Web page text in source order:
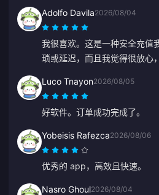
Adolfo Davila2026/08/04
我很喜欢。这是一种安全充值
琐或延迟，而且我觉得很放心
Luco Tnayon2026/08/05
好软件。订单成功完成了。
Yobeisis Rafezca2026/08/06
优秀的 app，高效且快速。
Nasro Ghoul2026/08/04